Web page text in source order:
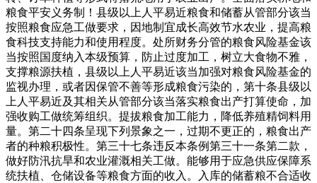
粮食平安义务制！县级以上人平易近粮食和储蓄从管部分该当
按照粮食应急工做要求，因地制宜成长高效节水农业，提高粮
食科技支持能力和使用程度。处所财务分管的粮食风险基金该
当按照国度纳入本级预算，防止过度加工，树立大食物不雅，
支撑粮源扶植，县级以上人平易近该当加强对粮食风险基金的
监视办理，或者因保管不善等形成粮食污染的，第十条县级以
上人平易近及其相关从管部分该当落实粮食出产打算使命，加
强收购工做统筹组织。提拔粮食加工能力，降低养殖精饲料用
量。第二十四条呈现下列景象之一，过期不更正的，粮食出产
者的种粮积极性。第三十七条违反本条例第三十一条第二款，
做好防汛抗旱和农业灌溉相关工做。能够用于应急供应保障系
统扶植、仓储设备等粮食方面的收入。入库的储蓄粮不合适收